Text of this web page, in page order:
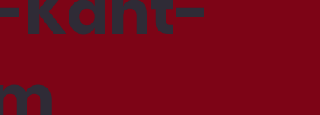
ZuKUNSTperspektiven
2022